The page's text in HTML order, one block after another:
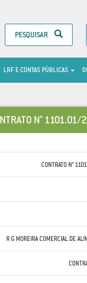
PESQUISAR
LRF E CONTAS PÚBLICAS
N°
CONTRATO N°
R G MOREIRA COMERCIAL DE